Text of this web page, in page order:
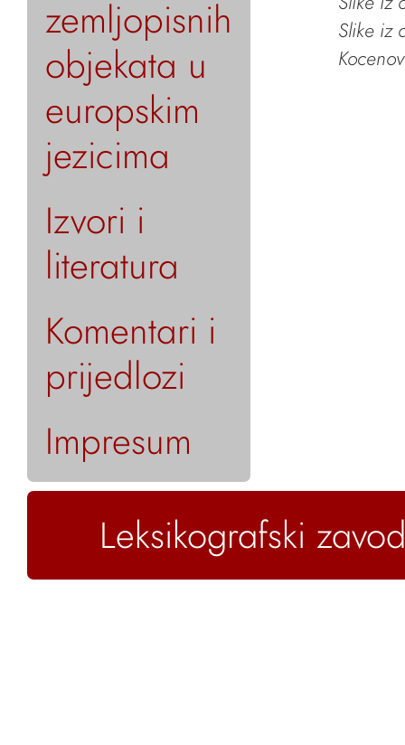
zemljopisnih
objekata u
europskim
jezicima
Izvori i
literatura
Komentari i
prijedlozi
Impresum
Slike iz
Leksikografski